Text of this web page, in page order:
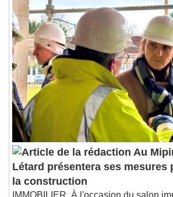
Au
Létard présentera ses mesures
la construction